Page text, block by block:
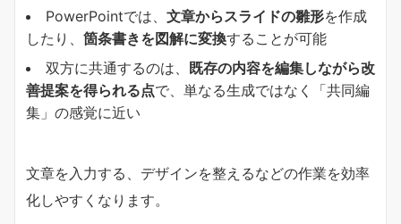
PowerPointでは、 文章からスライドの雛形を作成
したり、 箇条書きを図解に変換することが可能
双方に共通するのは、 既存の内容を編集しながら改
善提案を得られる点で、単なる生成ではなく「共同編
集」の感覚に近い
文章を入力する、デザインを整えるなどの作業を効率
化しやすくなります。